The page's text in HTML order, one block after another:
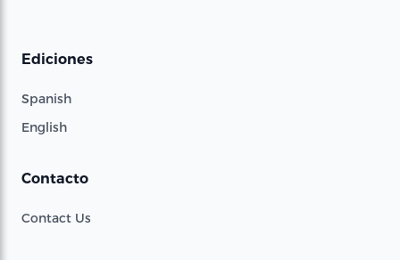
Ediciones
Spanish
English
Contacto
Contact Us